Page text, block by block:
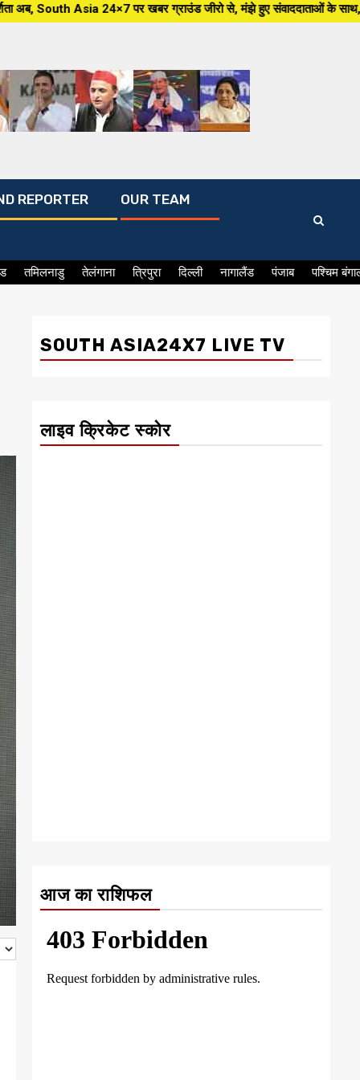
24×7 पर खबर ग्राउंड जीरो से, मंझे हुए संवाददाताओं के साथ,हर जन मुद्दे
REPORTER OUR TEAM
तमिलनाडु तेलंगाना त्रिपुरा दिल्ली नागालैंड पंजाब पश्चिम
SOUTH ASIA24X7 LIVE TV
लाइव क्रिकेट स्कोर
आज का राशिफल